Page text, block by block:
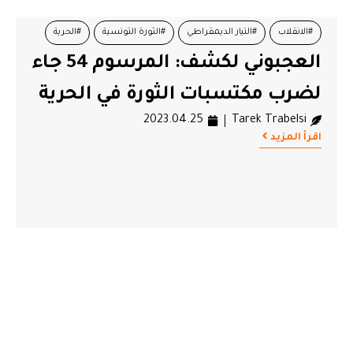
#الانقلاب #التيار الديمقراطي #الثورة التونسية #الحرية
#تونس #هشام العجبوني
العجبوني لكشف: المرسوم 54 جاء
لضرب مكتسبات الثورة في الحرية
Tarek Trabelsi
2023.04.25
اقرأ المزيد